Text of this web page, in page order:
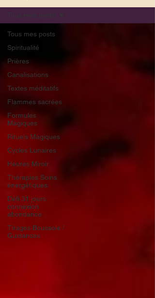
Tous mes posts
Spiritualité
Prières
Canalisations
Textes méditatifs
Flammes sacrées
Formules
Magiques
Rituels Magiques
Cycles Lunaires
Heures Miroir
Thérapies Soins
énergétiques
Défi 31 jours
connexion
abondance
Tirages Boussole /
Guidances